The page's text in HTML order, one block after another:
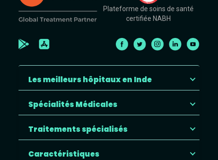
Plateforme de soins de santé
certifiée NABH
Les meilleurs hôpitaux en Inde
Spécialités Médicales
Traitements spécialisés
Caractéristiques